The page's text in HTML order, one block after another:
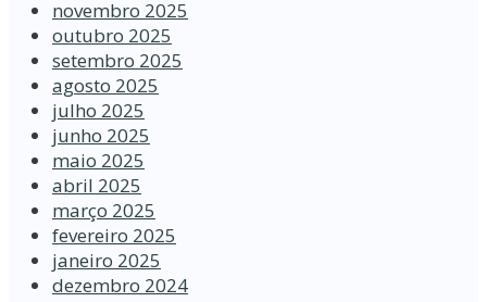
novembro 2025
outubro 2025
setembro 2025
agosto 2025
julho 2025
junho 2025
maio 2025
abril 2025
março 2025
fevereiro 2025
janeiro 2025
dezembro 2024